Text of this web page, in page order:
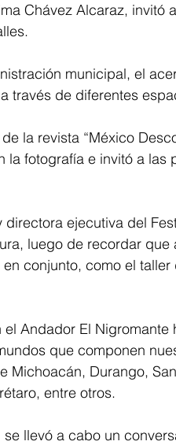
Chávez Alcaraz, invitó
municipal, el
través de diferentes
la revista “México
fotografía e invitó a las
ejecutiva del
luego de recordar que
conjunto, como el taller
Andador El Nigromante
que componen
Michoacán, Durango,
entre otros.
llevó a cabo un